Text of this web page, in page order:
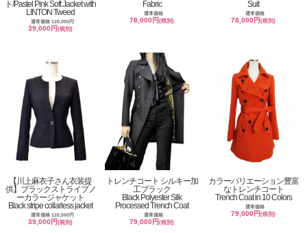
ト/Pastel Pink Soft Jacket with
LINTON Tweed
通常価格 120,000円
39,000円(税別)
Fabric
通常価格
78,000円(税別)
Suit
通常価格
78,000円(税別)
【川上麻衣子さん衣装提
供】ブラックストライプノ
ーカラージャケット
Black stripe collarless jacket
通常価格 120,000円
39,000円(税別)
トレンチコート シルキー加
工ブラック
Black Polyester Silk
Processed Trench Coat
通常価格
79,000円(税別)
カラーバリエーション豊富
なトレンチコート
Trench Coat in 10 Colors
通常価格
79,000円(税別)